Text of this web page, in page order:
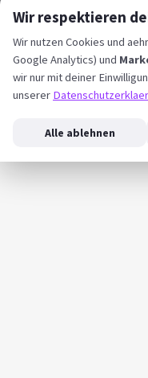
Wir respektieren
Wir nutzen Cookies und
Google Analytics) und
wir nur mit deiner
unserer
Alle ablehnen